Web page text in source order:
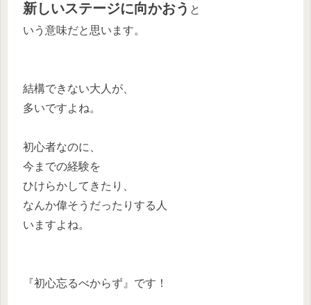
新しいステージに向かおう と
いう意味だと思います。
結構できない大人が、
多いですよね。
初心者なのに、
今までの経験を
ひけらかしてきたり、
なんか偉そうだったりする人
いますよね。
『初心忘るべからず』です！